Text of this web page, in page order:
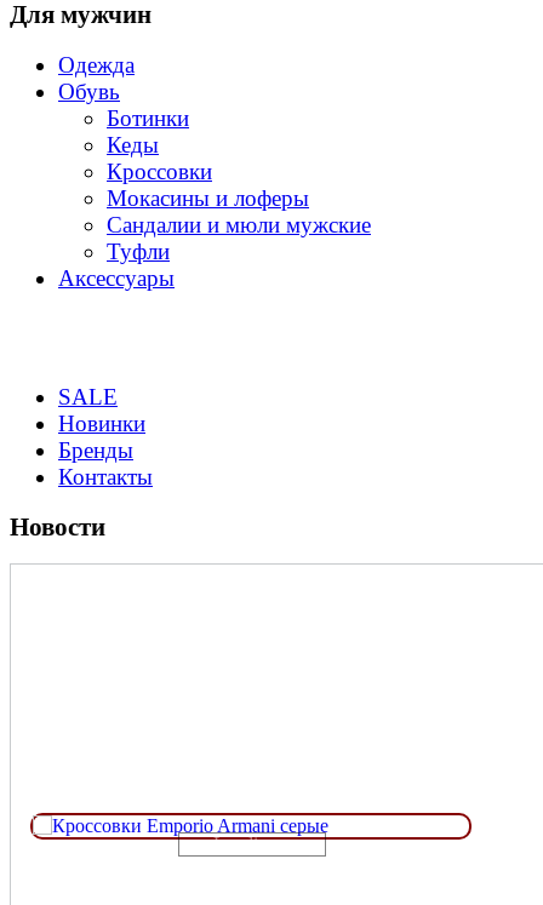
Для мужчин
Одежда
Обувь
Ботинки
Кеды
Кроссовки
Мокасины и лоферы
Сандалии и мюли мужские
Туфли
Аксессуары
SALE
Новинки
Бренды
Контакты
Новости
Loading...